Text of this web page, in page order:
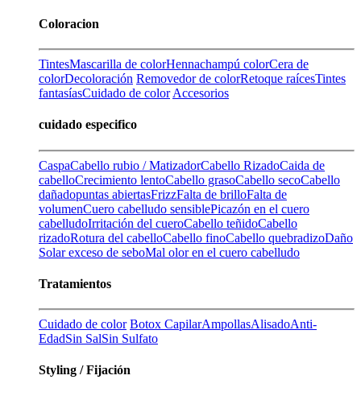
Coloracion
TintesMascarilla de colorHennachampú colorCera de
colorDecoloración Removedor de colorRetoque raícesTintes
fantasíasCuidado de color Accesorios
cuidado especifico
CaspaCabello rubio / MatizadorCabello RizadoCaida de
cabelloCrecimiento lentoCabello grasoCabello secoCabello
dañadopuntas abiertasFrizzFalta de brilloFalta de
volumenCuero cabelludo sensiblePicazón en el cuero
cabelludoIrritación del cueroCabello teñidoCabello
rizadoRotura del cabelloCabello finoCabello quebradizoDaño
Solarexceso de seboMal olor en el cuero cabelludo
Tratamientos
Cuidado de color Botox CapilarAmpollasAlisadoAnti-
EdadSin SalSin Sulfato
Styling / Fijación